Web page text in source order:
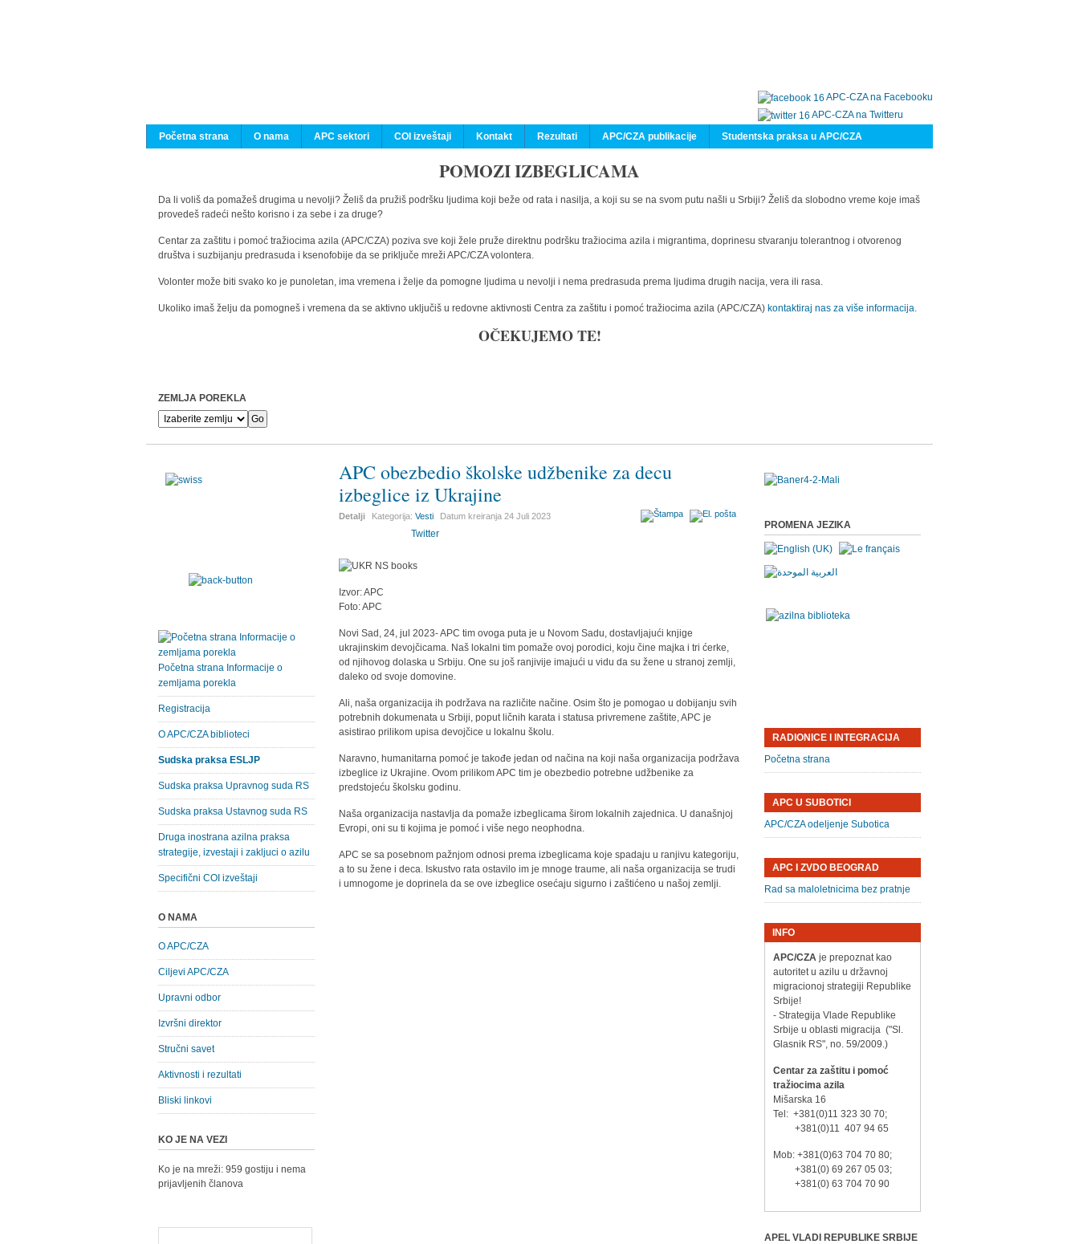
APC-CZA na Facebooku
APC-CZA na Twitteru
Početna strana
O nama APC sektori COI izveštaji Kontakt Rezultati APC/CZA publikacije Studentska praksa u APC/CZA
POMOZI IZBEGLICAMA
Da li voliš da pomažeš drugima u nevolji? Želiš da pružiš podršku ljudima koji beže od rata i nasilja, a koji su se na svom putu našli u Srbiji? Želiš da slobodno vreme koje imaš
provedeš radeći nešto korisno i za sebe i za druge?
Centar za zaštitu i pomoć tražiocima azila (APC/CZA) poziva sve koji žele pruže direktnu podršku tražiocima azila i migrantima, doprinesu stvaranju tolerantnog i otvorenog
društva i suzbijanju predrasuda i ksenofobije da se priključe mreži APC/CZA volontera.
Volonter može biti svako ko je punoletan, ima vremena i želje da pomogne ljudima u nevolji i nema predrasuda prema ljudima drugih nacija, vera ili rasa.
Ukoliko imaš želju da pomogneš i vremena da se aktivno uključiš u redovne aktivnosti Centra za zaštitu i pomoć tražiocima azila (APC/CZA) kontaktiraj nas za više informacija.
OČEKUJEMO TE!
ZEMLJA POREKLA
APC obezbedio školske udžbenike za decu
izbeglice iz Ukrajine
Detalji Kategorija:Vesti Datum kreiranja24 Juli 2023
Twitter
Izvor: APC
Foto: APC
Novi Sad, 24, jul 2023- APC tim ovoga puta je u Novom Sadu, dostavljajući knjige
ukrajinskim devojčicama. Naš lokalni tim pomaže ovoj porodici, koju čine majka i tri ćerke,
od njihovog dolaska u Srbiju. One su još ranjivije imajući u vidu da su žene u stranoj zemlji,
daleko od svoje domovine.
Ali, naša organizacija ih podržava na različite načine. Osim što je pomogao u dobijanju svih
potrebnih dokumenata u Srbiji, poput ličnih karata i statusa privremene zaštite, APC je
asistirao prilikom upisa devojčice u lokalnu školu.
Naravno, humanitarna pomoć je takođe jedan od načina na koji naša organizacija podržava
izbeglice iz Ukrajine. Ovom prilikom APC tim je obezbedio potrebne udžbenike za
predstojeću školsku godinu.
Naša organizacija nastavlja da pomaže izbeglicama širom lokalnih zajednica. U današnjoj
Evropi, oni su ti kojima je pomoć i više nego neophodna.
APC se sa posebnom pažnjom odnosi prema izbeglicama koje spadaju u ranjivu kategoriju,
a to su žene i deca. Iskustvo rata ostavilo im je mnoge traume, ali naša organizacija se trudi
i umnogome je doprinela da se ove izbeglice osećaju sigurno i zaštićeno u našoj zemlji.
Početna strana Informacije o
zemljama porekla
Registracija
O APC/CZA biblioteci
Sudska praksa ESLJP
Sudska praksa Upravnog suda RS
Sudska praksa Ustavnog suda RS
Druga inostrana azilna praksa
strategije, izvestaji i zakljuci o azilu
Specifični COI izveštaji
O NAMA
O APC/CZA
Ciljevi APC/CZA
Upravni odbor
Izvršni direktor
Stručni savet
Aktivnosti i rezultati
Bliski linkovi
KO JE NA VEZI
Ko je na mreži: 959 gostiju i nema
prijavljenih članova
PROMENA JEZIKA
RADIONICE I INTEGRACIJA
Početna strana
APC U SUBOTICI
APC/CZA odeljenje Subotica
APC I ZVDO BEOGRAD
Rad sa maloletnicima bez pratnje
INFO
APC/CZAje prepoznat kao
autoritet u azilu u državnoj
migracionoj strategiji Republike
Srbije!
- Strategija Vlade Republike
Srbije u oblasti migracija ("Sl.
Glasnik RS", no. 59/2009.)
Centar za zaštitu i pomoć
tražiocima azila
Mišarska 16
Tel: +381(0)11 323 30 70;
+381(0)11 407 94 65
Mob: +381(0)63 704 70 80;
+381(0) 69 267 05 03;
+381(0) 63 704 70 90
APEL VLADI REPUBLIKE SRBIJE